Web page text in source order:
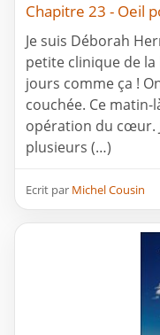
Chapitre 23 - Oeil
Je suis Déborah
petite clinique de la
jours comme ça !
couchée. Ce matin-
opération du cœur.
plusieurs (…)
Ecrit par Michel Cousin